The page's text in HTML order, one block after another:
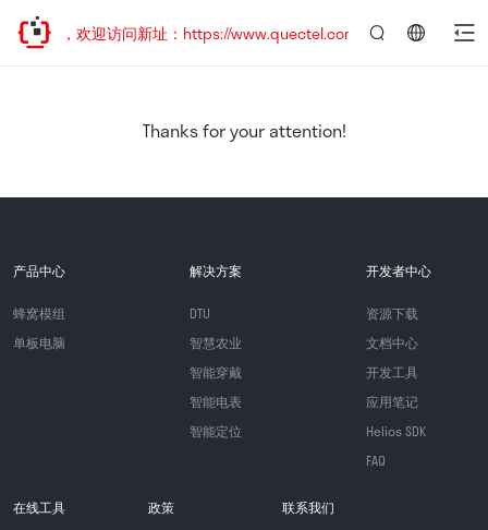
已迁移，欢迎访问新址：https://www.quectel.com.cn
Thanks for your attention!
产品中心
蜂窝模组
单板电脑
解决方案
DTU
智慧农业
智能穿戴
智能电表
智能定位
开发者中心
资源下载
文档中心
开发工具
应用笔记
Helios SDK
FAQ
在线工具 政策 联系我们